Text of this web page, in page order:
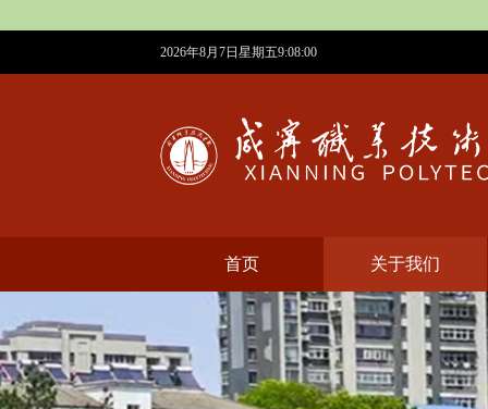
2026年8月7日星期五9:08:01
首页 ​关于我们